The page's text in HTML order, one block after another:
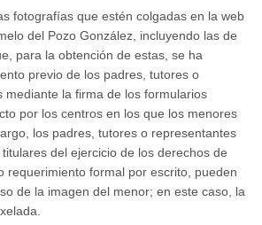
fotografías que estén colgadas en la web
del Pozo González, incluyendo las de
para la obtención de estas, se ha
previo de los padres, tutores o
mediante la firma de los formularios
por los centros en los que los menores
los padres, tutores o representantes
del ejercicio de los derechos de
requerimiento formal por escrito, pueden
de la imagen del menor; en este caso, la